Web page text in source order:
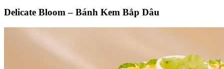
Delicate Bloom – Bánh Kem Bắp Dâu